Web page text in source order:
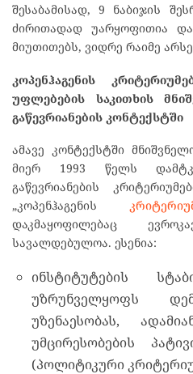
შესაბამისად, 9 ნაბიჯის
ძირითადად უარყოფითია
მიუთითებს, ვიდრე რაიმე
კოპენჰაგენის
უფლებების საკითხის
გაწევრიანების კონტექსტში
ამავე კონტექსტში
მიერ 1993 წელს
გაწევრიანების
„კოპენჰაგენის
დაკმაყოფილებაც
სავალდებულოა. ესენია:
ინსტიტუტების
უზრუნველყოფს
უზენაესობას,
უმცირესობების
(პოლიტიკური